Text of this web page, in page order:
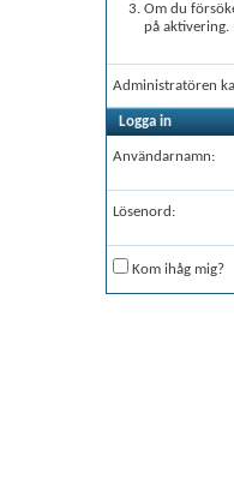
Om du
på aktivering.
Administratören
Logga in
Användarnamn:
Lösenord:
Kom ihåg mig?